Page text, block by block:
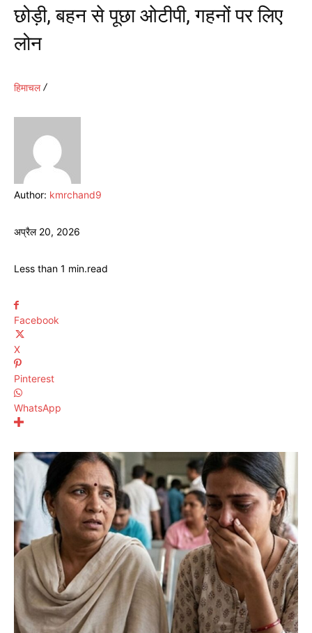
छोड़ी, बहन से पूछा ओटीपी, गहनों पर लिए
लोन
हिमाचल
Author: kmrchand9
अप्रैल 20, 2026
Less than 1 min.read
Facebook
X
Pinterest
WhatsApp